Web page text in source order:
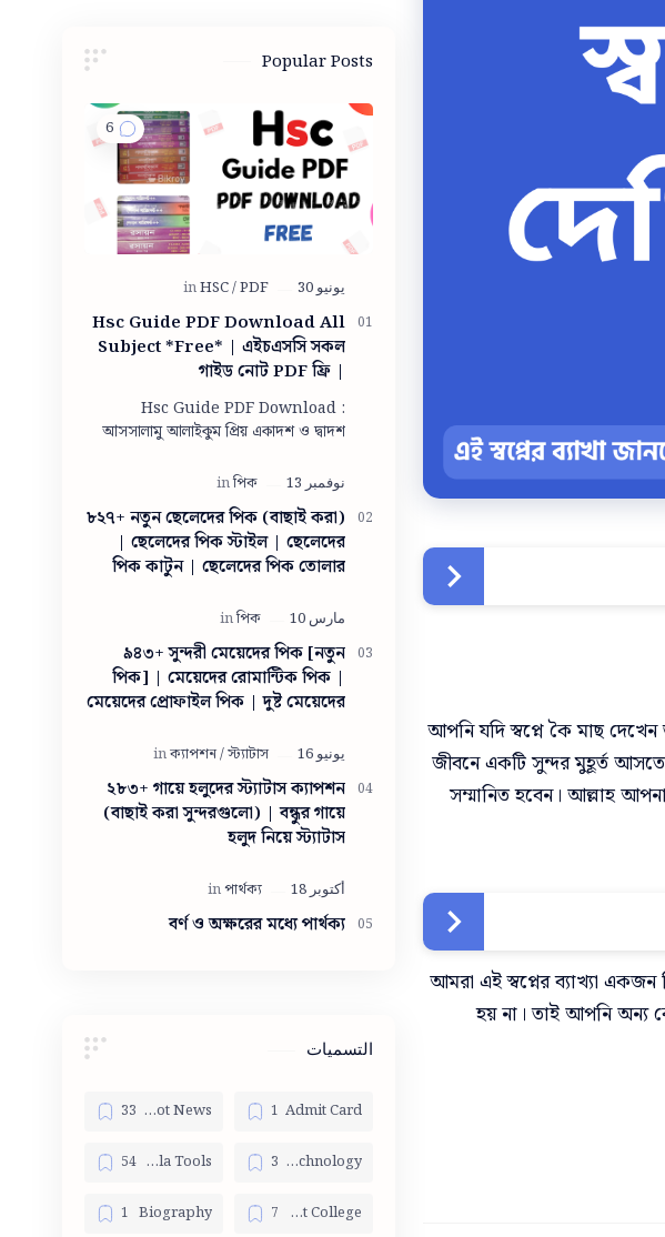
আপনি যদি স্বপ্নে কৈ মাছ
জীবনে একটি সুন্দর মুহূর্ত
সম্মানিত হবেন। আল্লাহ
আমরা এই স্বপ্নের ব্যাখ্যা একজন
হয় না। তাই আপনি অন্য
Popular Posts
Hsc Guide PDF Download All
Subject *Free* | এইচএসসি সকল
গাইড নোট PDF ফ্রি |
Panjeree/lecture guide for
class 11-12 pdf download
Hsc Guide PDF Download :
আসসালামু আলাইকুম প্রিয় একাদশ ও দ্বাদশ
তোমাদের দোয়ায় অনেক অনেক ভালো আছি।
তো একাদশ ও দ…
৮২৭+ নতুন ছেলেদের পিক (বাছাই করা)
| ছেলেদের পিক স্টাইল | ছেলেদের
পিক কাটুন | ছেলেদের পিক তোলার
| ছেলেদের পিক তোলার স্টাইল
৯৪৩+ সুন্দরী মেয়েদের পিক [নতুন
পিক] | মেয়েদের রোমান্টিক পিক |
মেয়েদের প্রোফাইল পিক | দুষ্ট মেয়েদের
সুন্দরী মেয়ে
২৮৩+ গায়ে হলুদের স্ট্যাটাস ক্যাপশন
(বাছাই করা সুন্দরগুলো) | বন্ধুর গায়ে
হলুদ নিয়ে স্ট্যাটাস
বর্ণ ও অক্ষরের মধ্যে পার্থক্য
التسميات
Admit Card
Bangla Hot News
Bangla Technology
Bangla Tools
Best College
Biography